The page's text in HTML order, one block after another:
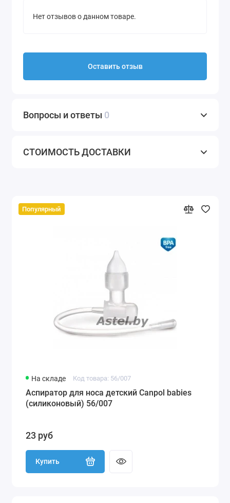
Нет отзывов о данном товаре.
Оставить отзыв
Вопросы и ответы 0
СТОИМОСТЬ ДОСТАВКИ
Популярный
На складе Код товара: 56/007
Аспиратор для носа детский Canpol babies
(силиконовый) 56/007
23 руб
Купить